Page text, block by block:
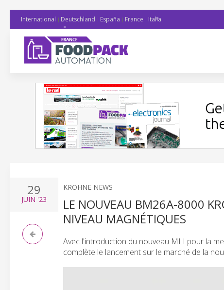
International Deutschland España France Italia
29
JUIN '23
KROHNE NEWS
LE NOUVEAU BM26A-8000
NIVEAU MAGNÉTIQUES
Avec l'introduction du nouveau MLI pour la
complète le lancement sur le marché de la